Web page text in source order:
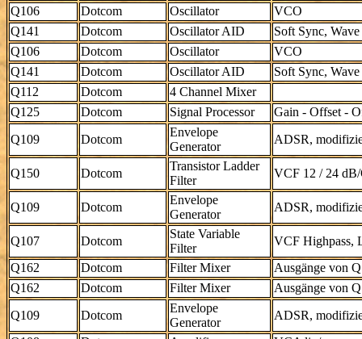
Q106
Dotcom Oscillator
VCO
Q141
Dotcom Oscillator AID
Soft Sync,
Q106
Dotcom Oscillator
VCO
Q141
Dotcom Oscillator AID
Soft Sync,
Q112
Dotcom
4 Channel Mixer
Q125
Dotcom Signal Processor
Gain - Offset -
Q109
Dotcom
Envelope
Generator
ADSR,
Q150 Dotcom
Transistor Ladder
Filter
VCF 12 / 24
Q109 Dotcom
Envelope
Generator
ADSR,
Q107 Dotcom
State Variable
Filter
VCF Highpass,
Q162
Dotcom Filter Mixer
Ausgänge von
Q162
Dotcom Filter Mixer
Ausgänge von
Q109
Dotcom
Envelope
Generator
ADSR,